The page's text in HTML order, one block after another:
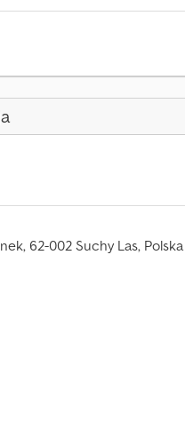
62-002 Suchy Las, Polska